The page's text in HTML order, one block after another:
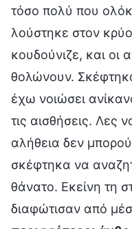
τόσο πολύ που
λούστηκε στον
κουδούνιζε, και οι
θολώνουν.
έχω νοιώσει
τις αισθήσεις. Λες
αλήθεια δεν
σκέφτηκα να
θάνατο. Εκείνη τη
διαφώτισαν από